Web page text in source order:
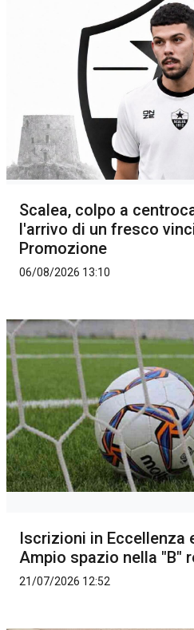
Scalea, colpo a
l'arrivo di un fresco
Promozione
06/08/2026 13:10
Iscrizioni in Eccellenza
Ampio spazio nella "B"
21/07/2026 12:52